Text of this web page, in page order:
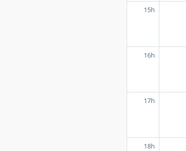
15h
16h
17h
18h